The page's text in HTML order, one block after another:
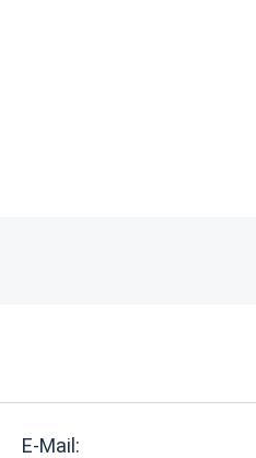
E-Mail: